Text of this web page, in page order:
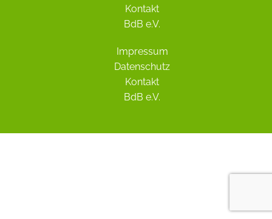
Kontakt
BdB e.V.
Impressum
Datenschutz
Kontakt
BdB e.V.